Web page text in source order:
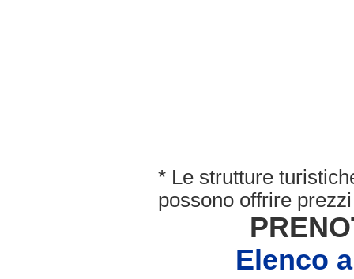
* Le strutture
possono offrire
Elenco